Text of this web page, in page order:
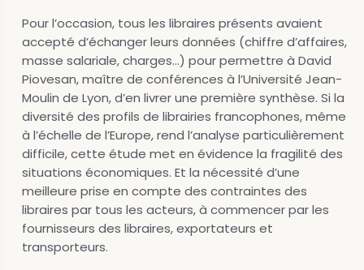
Pour l’occasion, tous les libraires présents avaient
accepté d’échanger leurs données (chiffre d’affaires,
masse salariale, charges…) pour permettre à David
Piovesan, maître de conférences à l’Université Jean-
Moulin de Lyon, d’en livrer une première synthèse. Si la
diversité des profils de librairies francophones, même
à l’échelle de l’Europe, rend l’analyse particulièrement
difficile, cette étude met en évidence la fragilité des
situations économiques. Et la nécessité d’une
meilleure prise en compte des contraintes des
libraires par tous les acteurs, à commencer par les
fournisseurs des libraires, exportateurs et
transporteurs.